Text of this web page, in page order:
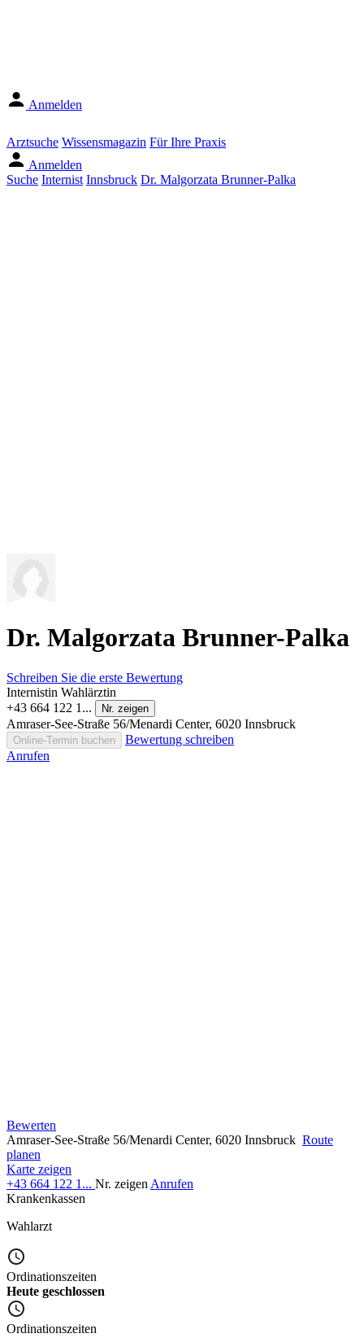
Anmelden
Arztsuche Wissensmagazin Für Ihre Praxis
Anmelden
Suche Internist Innsbruck Dr. Malgorzata Brunner-Palka
Dr. Malgorzata Brunner-Palka
Schreiben Sie die erste Bewertung
Internistin Wahlärztin
+43 664 122 1...
Nr. zeigen
Amraser-See-Straße 56/Menardi Center, 6020 Innsbruck
Online-Termin buchen
Bewertung schreiben
Anrufen
Bewerten
Amraser-See-Straße 56/Menardi Center, 6020 Innsbruck Route
planen
Karte zeigen
+43 664 122 1... Nr. zeigen Anrufen
Krankenkassen
Wahlarzt
Ordinationszeiten
Heute geschlossen
Ordinationszeiten